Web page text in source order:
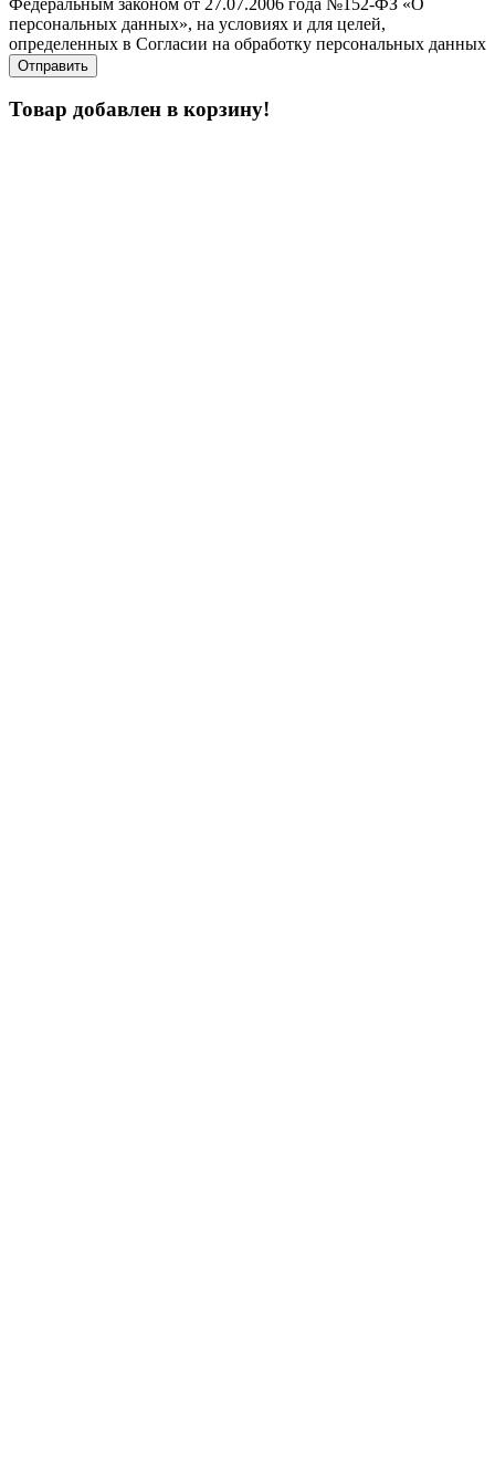
персональных данных», на условиях и для целей,
определенных в Согласии на обработку персональных данных
Товар добавлен в корзину!